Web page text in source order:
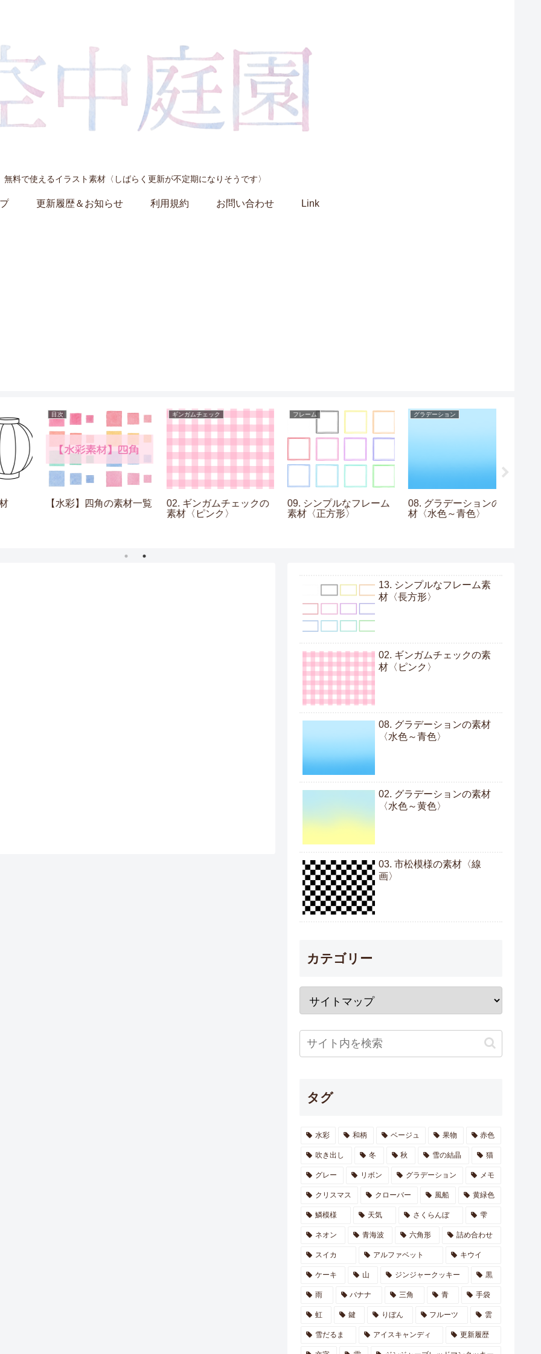
無料で使えるイラスト素材〈しばらく更新が不定期になりそうです〉
更新履歴＆お知らせ 利用規約 お問い合わせ Link
【水彩】四角の素材一覧
ギンガムチェック
02. ギンガムチェックの
素材〈ピンク〉
09. シンプルなフレーム
素材〈正方形〉
グラデーション
08. グラデーションの素
材〈水色～青色〉
13. シンプルなフレーム素
材〈長方形〉
02. ギンガムチェックの素
材〈ピンク〉
08. グラデーションの素材
〈水色～青色〉
02. グラデーションの素材
〈水色～黄色〉
03. 市松模様の素材〈線
画〉
カテゴリー
タグ
水彩 和柄 ベージュ 果物 赤色
吹き出し 冬 秋 雪の結晶 猫
グレー リボン グラデーション メモ
クリスマス クローバー 風船 黄緑色
鱗模様 天気 さくらんぼ 雫
ネオン 青海波 六角形 詰め合わせ
スイカ アルファベット キウイ
ケーキ 山 ジンジャークッキー 黒
雨 バナナ 三角 青 手袋
虹 鍵 りぼん フルーツ 雲
雪だるま アイスキャンディ 更新履歴